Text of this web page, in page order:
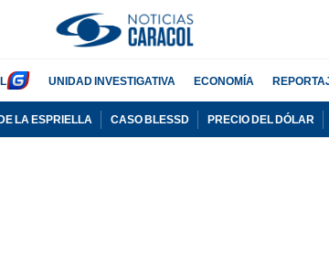
UNIDAD INVESTIGATIVA ECONOMÍA
LA ESPRIELLA CASO BLESSD PRECIO DEL DÓLAR